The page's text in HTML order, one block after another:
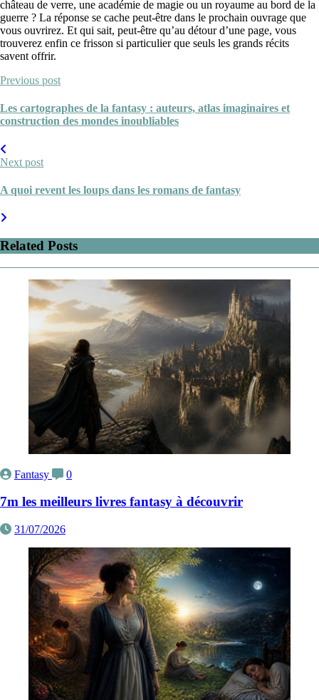
château de verre, une académie de magie ou un royaume au bord de la
guerre ? La réponse se cache peut-être dans le prochain ouvrage que
vous ouvrirez. Et qui sait, peut-être qu’au détour d’une page, vous
trouverez enfin ce frisson si particulier que seuls les grands récits
savent offrir.
Previous post
Les cartographes de la fantasy : auteurs, atlas imaginaires et
construction des mondes inoubliables
Next post
A quoi revent les loups dans les romans de fantasy
Related Posts
Fantasy 0
7m les meilleurs livres fantasy à découvrir
31/07/2026